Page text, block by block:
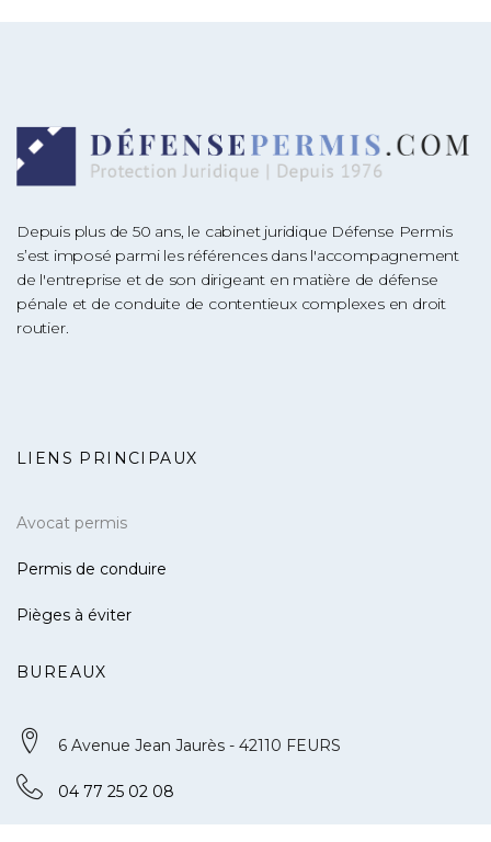
Depuis plus de 50 ans, le cabinet juridique Défense Permis
s’est imposé parmi les références dans l'accompagnement
de l'entreprise et de son dirigeant en matière de défense
pénale et de conduite de contentieux complexes en droit
routier.
LIENS PRINCIPAUX
Avocat permis
Permis de conduire
Pièges à éviter
BUREAUX
6 Avenue Jean Jaurès - 42110 FEURS
04 77 25 02 08